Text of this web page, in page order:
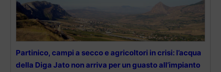
Partinico, campi a secco e agricoltori in crisi: l’acqua
della Diga Jato non arriva per un guasto all’impianto